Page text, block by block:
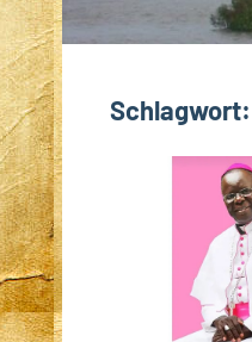
Schlagwort: